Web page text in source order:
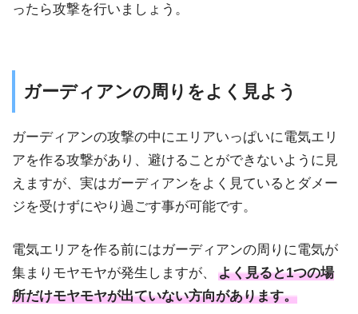
ったら攻撃を行いましょう。
ガーディアンの周りをよく見よう
ガーディアンの攻撃の中にエリアいっぱいに電気エリ
アを作る攻撃があり、避けることができないように見
えますが、実はガーディアンをよく見ているとダメー
ジを受けずにやり過ごす事が可能です。
電気エリアを作る前にはガーディアンの周りに電気が
集まりモヤモヤが発生しますが、
よく見ると1つの場
所だけモヤモヤが出ていない方向があります。